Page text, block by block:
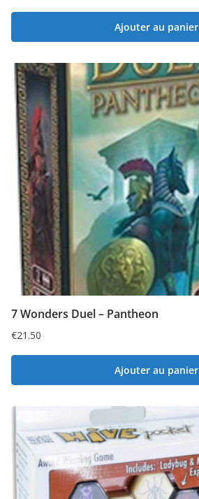
Ajouter au panier
7 Wonders Duel – Pantheon
€21.50
Ajouter au panier